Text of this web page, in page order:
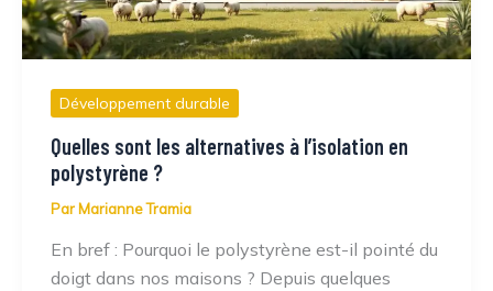
Développement durable
Quelles sont les alternatives à l’isolation en
polystyrène ?
Par Marianne Tramia
En bref : Pourquoi le polystyrène est-il pointé du
doigt dans nos maisons ? Depuis quelques